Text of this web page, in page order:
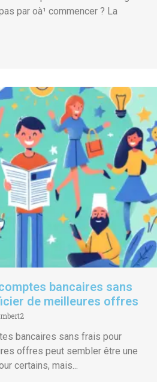
par oà¹ commencer ? La
bancaires sans
de meilleures offres
bancaires sans frais pour
offres peut sembler être une
certains, mais...